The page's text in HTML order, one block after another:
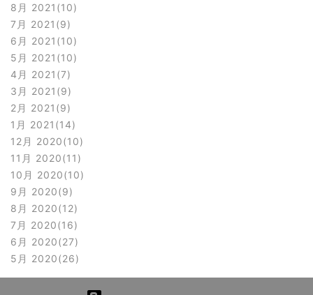
8月 2021 10
7月 2021 9
6月 2021 10
5月 2021 10
4月 2021 7
3月 2021 9
2月 2021 9
1月 2021 14
12月 2020 10
11月 2020 11
10月 2020 10
9月 2020 9
8月 2020 12
7月 2020 16
6月 2020 27
5月 2020 26